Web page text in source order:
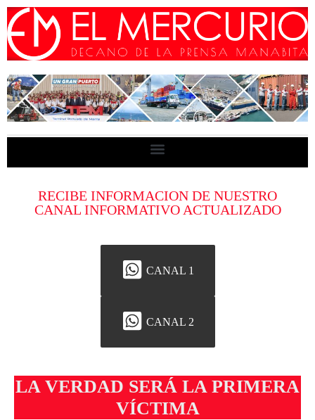
RECIBE INFORMACION DE NUESTRO
CANAL INFORMATIVO ACTUALIZADO
CANAL 1
CANAL 2
LA VERDAD SERÁ LA PRIMERA
VÍCTIMA